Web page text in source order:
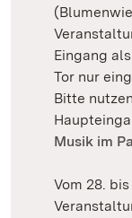
Eingang
Tor nur
Bitte
Musik im
Vom 28.